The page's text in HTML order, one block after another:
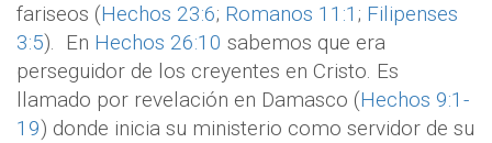
fariseos (Hechos 23:6; Romanos 11:1 ; Filipenses
3:5). En Hechos 26:10 sabemos que era
perseguidor de los creyentes en Cristo. Es
llamado por revelación en Damasco (Hechos 9:1-
19) donde inicia su ministerio como servidor de su